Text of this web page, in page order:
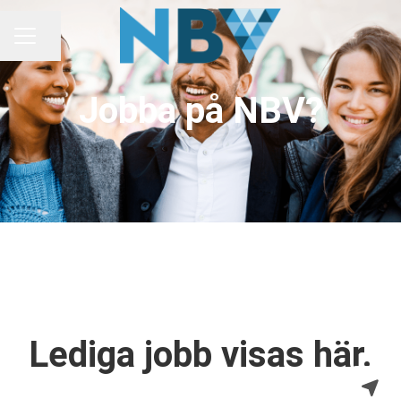
KARRIÄRMENY
Dela sidan
Jobba på NBV?
Lediga jobb visas här.